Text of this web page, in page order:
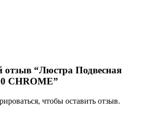
отзыв “Люстра Подвесная
CHROME”
чтобы оставить отзыв.